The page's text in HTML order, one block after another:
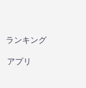
ランキング
アプリ